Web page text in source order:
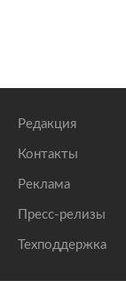
Редакция
Контакты
Реклама
Пресс-релизы
Техподдержка